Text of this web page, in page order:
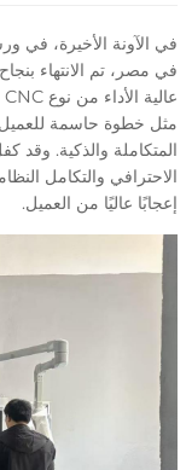
في الآونة الأخيرة، في
في مصر، تم الانتهاء
مثل خطوة حاسمة للعميل
الاحترافي والتكامل
إعجابًا عاليًا من العميل.